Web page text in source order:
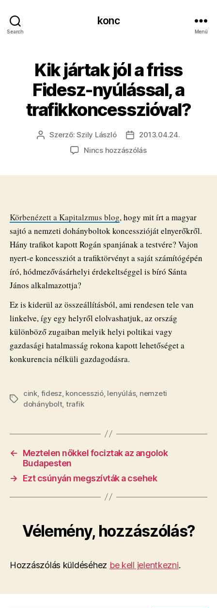
Search
konc
Menü
Kik jártak jól a friss
Fidesz-nyúlással, a
trafikkoncesszióval?
Bejegyzés
Szerző:Szily László
Bejegyzés
dátuma
2013.04.24.
Nincs hozzászólása(z)
Fidesz-
a
trafikkoncesszióval?
bejegyzéshez
Körbenézett a Kapitalzmus blog, hogy mit írt a magyar
sajtó a nemzeti dohányboltok koncesszióját elnyerőkről.
Hány trafikot kapott Rogán spanjának a testvére? Vajon
nyert-e koncessziót a trafiktörvényt a saját számítógépén
író, hódmezővásárhelyi érdekeltséggel is bíró Sánta
János alkalmazottja?
Ez is kiderül az összeállításból, ami rendesen tele van
linkelve, így egy helyről elolvashatjuk, az ország
különböző zugaiban melyik helyi poltikai vagy
gazdasági hatalmasság rokona kapott lehetőséget a
konkurencia nélküli gazdagodásra.
Címkék
cink fidesz koncesszió, lenyúlás, nemzeti
dohánybolt, trafik
←
Meztelen nőkkel fociztak az angolok
Budapesten
→
Ezt csúnyán megszívták a csehek
Vélemény, hozzászólás?
Hozzászólás küldéséhez be kell jelentkezni.